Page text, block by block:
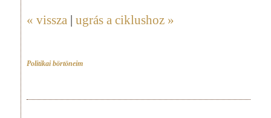
« vissza | ugrás a ciklushoz »
Politikai börtöneim